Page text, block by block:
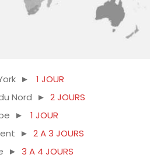
►
1 JOUR
Nord ► 2 JOURS
►
1 JOUR
► 2 A 3 JOURS
► 3 A 4 JOURS